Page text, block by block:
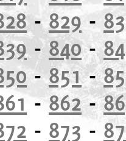
- 829-
-840-
-851-
-862-
- 873 -